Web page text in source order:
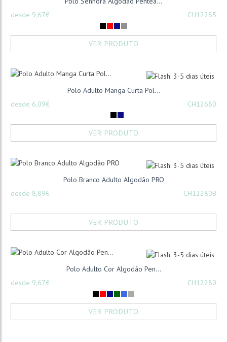
desde 9,67€
CH12285
VER PRODUTO
Polo Adulto Manga Curta Pol...
desde 6,09€
CH12680
VER PRODUTO
Polo Branco Adulto Algodão PRO
desde 8,89€
CH12280B
VER PRODUTO
Polo Adulto Cor Algodão Pen...
desde 9,67€
CH12280
VER PRODUTO